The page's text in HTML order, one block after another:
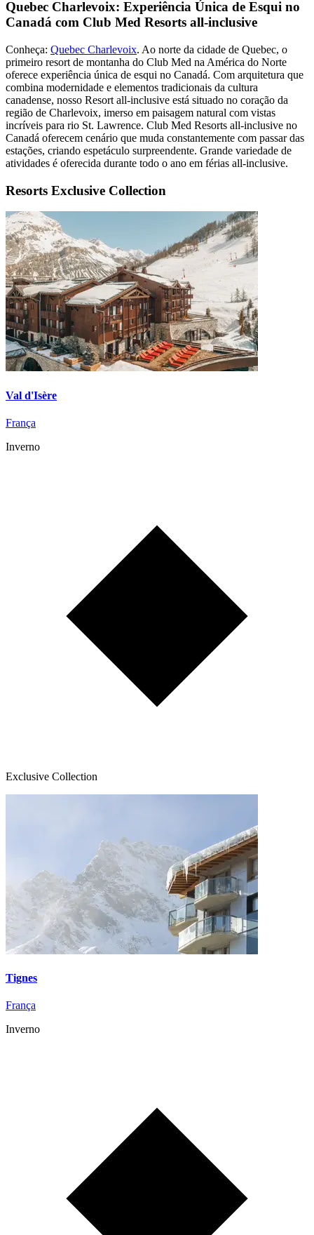
Quebec Charlevoix: Experiência Única de Esqui no
Canadá com Club Med Resorts all-inclusive
Conheça: Quebec Charlevoix. Ao norte da cidade de Quebec, o
primeiro resort de montanha do Club Med na América do Norte
oferece experiência única de esqui no Canadá. Com arquitetura que
combina modernidade e elementos tradicionais da cultura
canadense, nosso Resort all-inclusive está situado no coração da
região de Charlevoix, imerso em paisagem natural com vistas
incríveis para rio St. Lawrence. Club Med Resorts all-inclusive no
Canadá oferecem cenário que muda constantemente com passar das
estações, criando espetáculo surpreendente. Grande variedade de
atividades é oferecida durante todo o ano em férias all-inclusive.
Resorts Exclusive Collection
Val d'Isère
França
Inverno
Exclusive Collection
Tignes
França
Inverno